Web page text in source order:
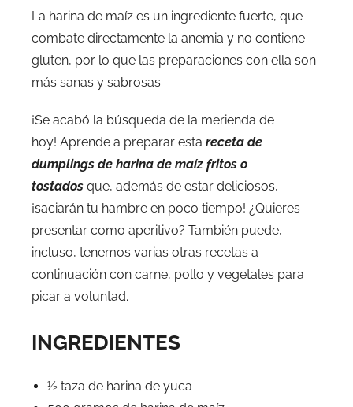
La harina de maíz es un ingrediente fuerte, que
combate directamente la anemia y no contiene
gluten, por lo que las preparaciones con ella son
más sanas y sabrosas.
¡Se acabó la búsqueda de la merienda de
hoy! Aprende a preparar esta receta de
dumplings de harina de maíz fritos o
tostados que, además de estar deliciosos,
¡saciarán tu hambre en poco tiempo! ¿Quieres
presentar como aperitivo? También puede,
incluso, tenemos varias otras recetas a
continuación con carne, pollo y vegetales para
picar a voluntad.
INGREDIENTES
½ taza de harina de yuca